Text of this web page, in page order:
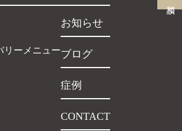
リーメニュー
お知らせ
ブログ
症例
CONTACT